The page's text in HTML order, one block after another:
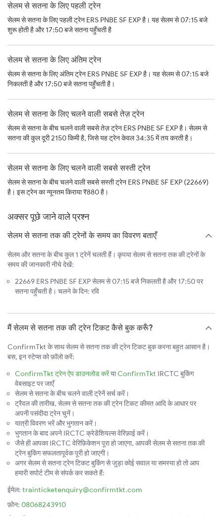
सेलम से सतना के लिए पहली ट्रेन
सेलम से सतना के लिए पहली ट्रेन ERS PNBE SF EXP है। यह सेलम से 07:15 बजे
शुरू होती है और 17:50 बजे सतना पहुँचती है
सेलम से सतना के लिए अंतिम ट्रेन
सेलम से सतना के लिए अंतिम ट्रेन ERS PNBE SF EXP है। यह सेलम से 07:15 बजे
निकलती है और 17:50 बजे सतना पहुँचती है।
सेलम से सतना के लिए चलने वाली सबसे तेज़ ट्रेन
सेलम से सतना के बीच चलने वाली सबसे तेज़ ट्रेन ERS PNBE SF EXP है। सेलम से
सतना की कुल दूरी 2150 किमी है, जिसे यह ट्रेन केवल 34:35 में तय करती है।
सेलम से सतना के लिए चलने वाली सबसे सस्ती ट्रेन
सेलम से सतना के बीच चलने वाली सबसे सस्ती ट्रेन ERS PNBE SF EXP (22669)
है। इस ट्रेन का न्यूनतम किराया ₹880 है।
अक्सर पूछे जाने वाले प्रश्न
सेलम से सतना तक की ट्रेनों के समय का विवरण बताएँ
सेलम और सतना के बीच कुल 1 ट्रेनें चलती हैं। कृपया सेलम से सतना तक की ट्रेनों के
समय की जानकारी नीचे देखें:
22669 ERS PNBE SF EXP सेलम से 07:15 बजे निकलती है और 17:50 पर
सतना पहुँचती है। चलने के दिन: रवि
मैं सेलम से सतना तक की ट्रेन टिकट कैसे बुक करूँ?
ConfirmTkt के साथ सेलम से सतना तक की ट्रेन टिकट बुक करना बहुत आसान है।
बस, इन स्टेप्स को फ़ॉलो करें:
ConfirmTkt ट्रेन ऐप डाउनलोड करेंयाConfirmTkt IRCTC बुकिंग
वेबसाइट पर जाएँ
सेलम से सतना के बीच चलने वाली ट्रेनें सर्च करें।
ट्रैवल की तारीख, सेलम से सतना तक की ट्रेन टिकट कीमत आदि के आधार पर
अपनी पसंदीदा ट्रेन चुनें।
यात्री विवरण भरें और भुगतान करें।
भुगतान के बाद अपने IRCTC क्रेडेंशियल्स वेरिफ़ाई करें।
जैसे ही आपका IRCTC वेरिफ़िकेशन पूरा हो जाएगा, आपकी सेलम से सतना तक की
ट्रेन बुकिंग सफलतापूर्वक पूरी हो जाएगी।
अगर सेलम से सतना ट्रेन टिकट बुकिंग से जुड़ा कोई सवाल या समस्या हो तो आप
हमारी सपोर्ट टीम से संपर्क कर सकते हैं:
ईमेल: trainticketenquiry@confirmtkt.com
फ़ोन: 08068243910